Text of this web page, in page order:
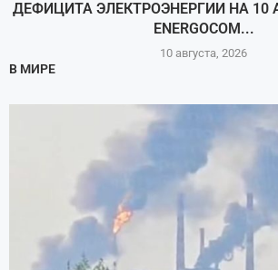
ДЕФИЦИТА ЭЛЕКТРОЭНЕРГИИ НА 10
ENERGOCOM...
10 августа, 2026
В МИРЕ